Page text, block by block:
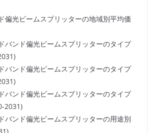
偏光ビームスプリッターの地域別平均価
バンド偏光ビームスプリッターのタイプ
バンド偏光ビームスプリッターのタイプ
バンド偏光ビームスプリッターのタイプ
2031)
バンド偏光ビームスプリッターの用途別